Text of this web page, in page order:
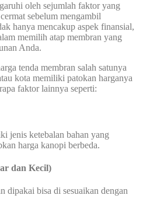
oleh sejumlah faktor yang
sebelum mengambil
hanya mencakup aspek finansial,
memilih atap membran yang
Anda.
tenda membran salah satunya
kota memiliki patokan harganya
faktor lainnya seperti:
jenis ketebalan bahan yang
harga kanopi berbeda.
dan Kecil)
dipakai bisa di sesuaikan dengan